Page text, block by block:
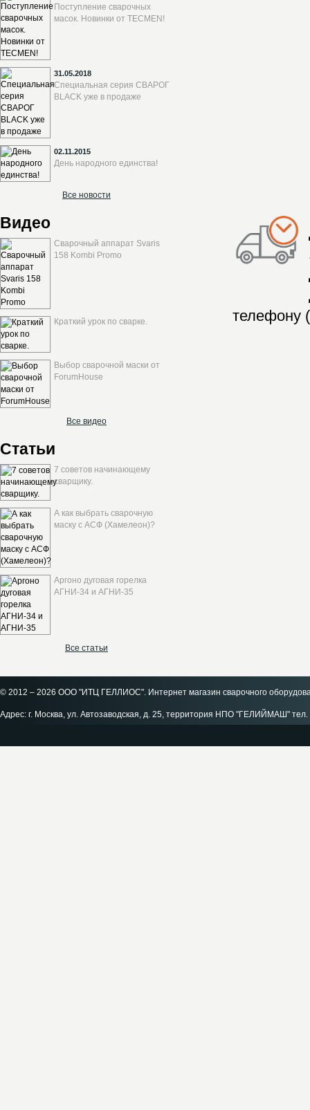
Поступление сварочных
масок. Новинки от TECMEN!
31.05.2018
Специальная серия СВАРОГ
BLACK уже в продаже
02.11.2015
День народного единства!
Все новости
Видео
Сварочный аппарат Svaris
158 Kombi Promo
Краткий урок по сварке.
Выбор сварочной маски от
ForumHouse
Все видео
Статьи
7 советов начинающему
сварщику.
А как выбрать сварочную
маску с АСФ (Хамелеон)?
Аргоно дуговая горелка
АГНИ-34 и АГНИ-35
Все статьи
телефону
© 2012 – 2026 ООО "ИТЦ ГЕЛЛИОС". Интернет магазин сварочного
Адрес: г. Москва, ул. Автозаводская, д. 25, территория НПО "ГЕЛИЙМАШ"